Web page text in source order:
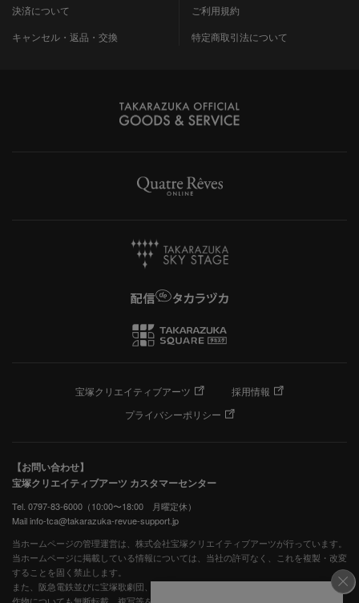
決済について
キャンセル・返品・交換
ご利用規約
特定商取引法について
宝塚クリエイティブアーツ
採用情報
プライバシーポリシー
【お問い合わせ】
宝塚クリエイティブアーツ カスタマーセンター
Tel. 0797-83-6000（10:00〜18:00 月曜定休）
Mail info-tca@takarazuka-revue-support.jp
当ホームページの管理運営は、株式会社宝塚クリエイティブアーツが行っています。
当ホームページに掲載している情報については、当社の許可なく、これを複製・改変
することを固く禁止します。
また、阪急電鉄並びに宝塚歌劇団、宝塚クリエイティブアーツの出版物ほか写真等著